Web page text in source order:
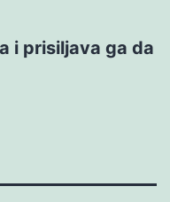
i prisiljava ga da